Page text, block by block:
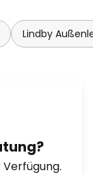
Lindby